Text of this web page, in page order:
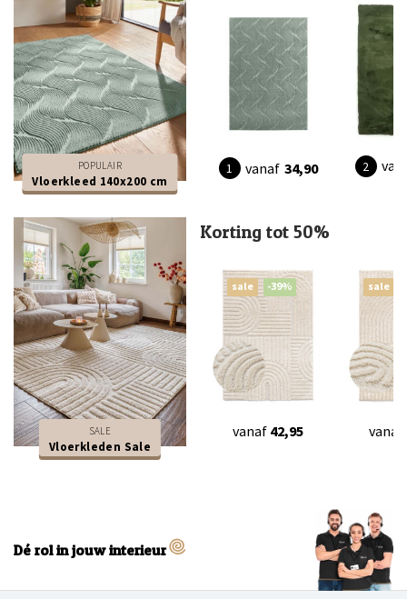
POPULAIR
Vloerkleed 140x200 cm
vanaf 34,90
SALE
Vloerkleden Sale
Korting tot 50%
sale -39%
vanaf 42,95
sale
vanaf
Dé rol in jouw interieur